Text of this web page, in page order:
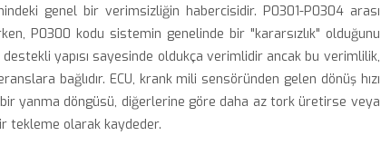
genel bir verimsizliğin habercisidir. P0301-P0304 arası
P0300 kodu sistemin genelinde bir "kararsızlık" olduğunu
yapısı sayesinde oldukça verimlidir ancak bu verimlilik,
bağlıdır. ECU, krank mili sensöründen gelen dönüş hızı
yanma döngüsü, diğerlerine göre daha az tork üretirse veya
tekleme olarak kaydeder.